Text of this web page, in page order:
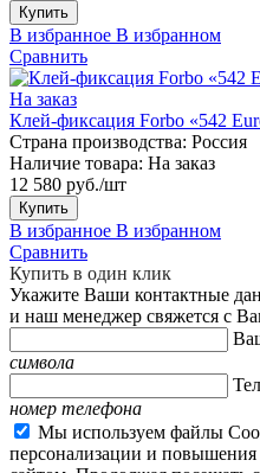
Купить
В избранное В избранном
Сравнить
На заказ
Клей-фиксация Forbo «542
Страна производства: Россия
Наличие товара: На заказ
12 580 руб./шт
Купить
В избранное В избранном
Сравнить
Купить в один клик
Укажите Ваши контактные
и наш менеджер свяжется с
символа
номер телефона
Мы используем файлы
персонализации и